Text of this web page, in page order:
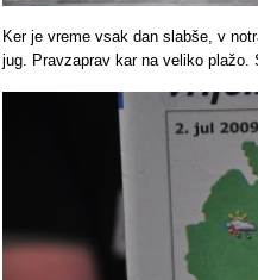
Ker je vreme vsak dan slabše, v
jug. Pravzaprav kar na veliko plažo.